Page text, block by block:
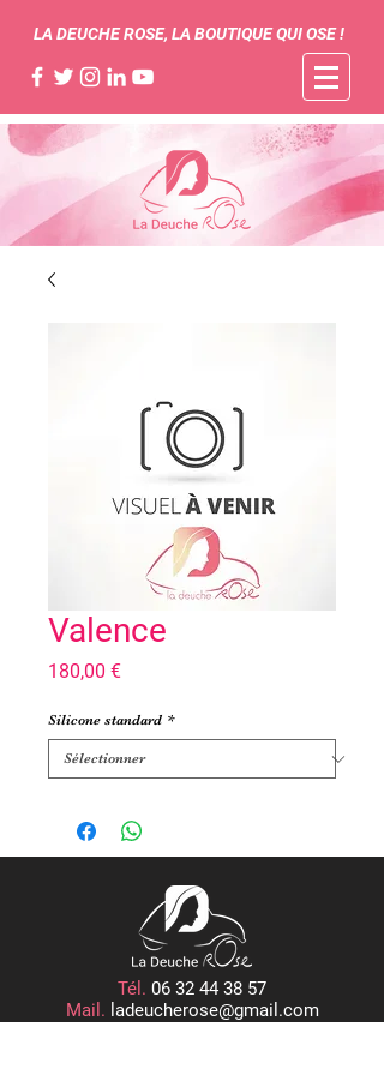
LA DEUCHE ROSE, LA BOUTIQUE QUI OSE !
Valence
180,00 €Prix
Silicone standard *
Tél. 06 32 44 38 57
Mail. ladeucherose@gmail.com